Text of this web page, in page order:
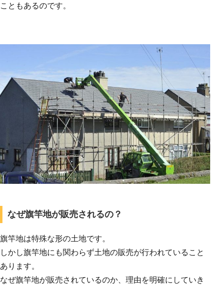
こともあるのです。
なぜ旗竿地が販売されるの？
旗竿地は特殊な形の土地です。
しかし旗竿地にも関わらず土地の販売が行われていること
あります。
なぜ旗竿地が販売されているのか、理由を明確にしていき